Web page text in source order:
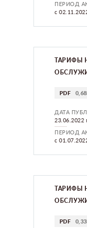
ПЕРИОД
с
ТАРИФЫ
PDF
ДАТА
23.06.2022
ПЕРИОД
с
ТАРИФЫ
PDF